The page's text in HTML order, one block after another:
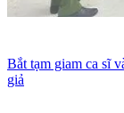
Bắt tạm giam ca sĩ
giả